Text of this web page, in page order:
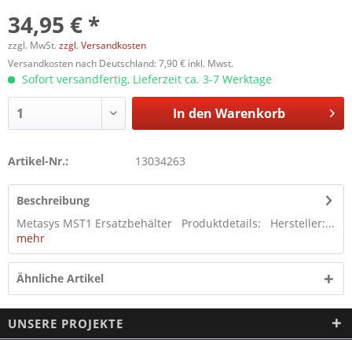
34,95 € *
zzgl. MwSt. zzgl. Versandkosten
Versandkosten nach Deutschland: 7,90 € inkl. Mwst.
Sofort versandfertig, Lieferzeit ca. 3-7 Werktage
In den Warenkorb
Artikel-Nr.: 13034263
Beschreibung
Metasys MST1 Ersatzbehälter Produktdetails: Hersteller:...
mehr
Ähnliche Artikel
UNSERE PROJEKTE